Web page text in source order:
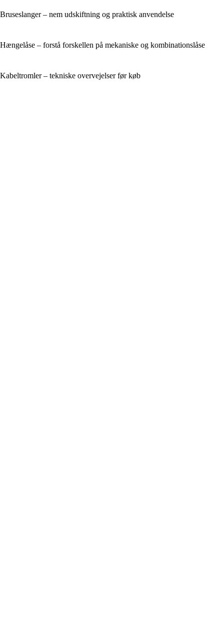
Bruseslanger – nem udskiftning og praktisk anvendelse
Hængelåse – forstå forskellen på mekaniske og kombinationslåse
Kabeltromler – tekniske overvejelser før køb